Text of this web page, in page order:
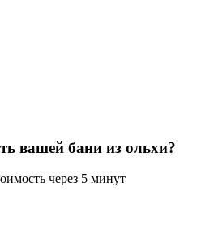
вашей бани из ольхи?
через 5 минут